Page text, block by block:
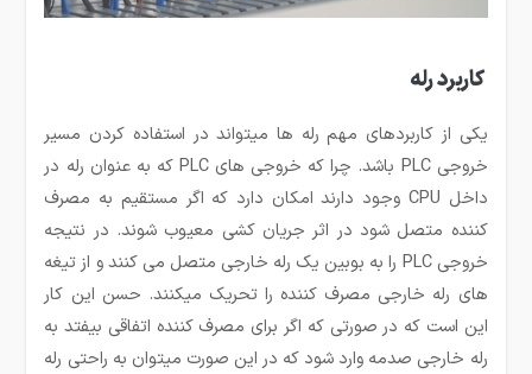
کاربرد رله
یکی از کاربردهای مهم رله ها می­تواند در استفاده کردن مسیر
خروجی PLC باشد. چرا که خروجی های PLC که به عنوان رله در
داخل CPU وجود دارند امکان دارد که اگر مستقیم به مصرف
کننده متصل شود در اثر جریان کشی معیوب شوند. در نتیجه
خروجی PLC را به بوبین یک رله خارجی متصل می کنند و از تیغه
های رله خارجی مصرف کننده را تحریک می­کنند. حسن این کار
این است که در صورتی که اگر برای مصرف کننده اتفاقی بیفتد به
رله خارجی صدمه وارد شود که در این صورت می­توان به راحتی رله